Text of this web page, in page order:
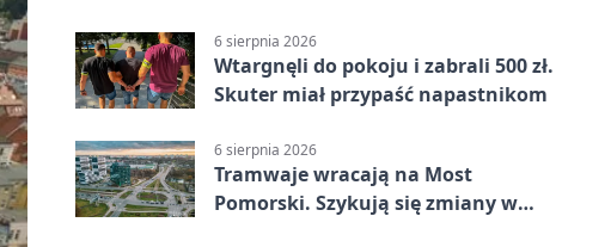
6 sierpnia 2026
Wtargnęli do pokoju i zabrali 500 zł.
Skuter miał przypaść napastnikom
6 sierpnia 2026
Tramwaje wracają na Most
Pomorski. Szykują się zmiany w